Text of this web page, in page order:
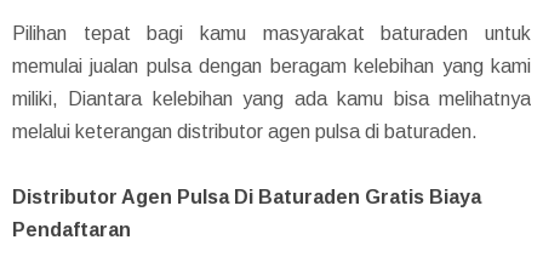
Pilihan tepat bagi kamu masyarakat baturaden untuk
memulai jualan pulsa dengan beragam kelebihan yang kami
miliki, Diantara kelebihan yang ada kamu bisa melihatnya
melalui keterangan distributor agen pulsa di baturaden.
Distributor Agen Pulsa Di Baturaden Gratis Biaya
Pendaftaran